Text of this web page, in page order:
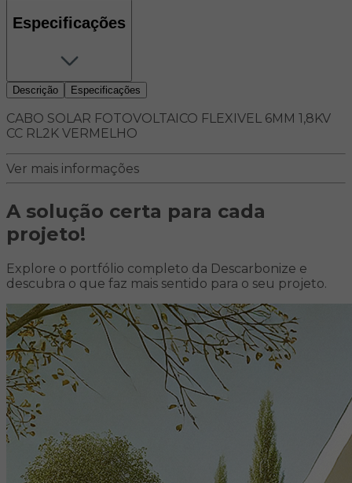
Especificações
Descrição Especificações
CABO SOLAR FOTOVOLTAICO FLEXIVEL 6MM 1,8KV
CC RL2K VERMELHO
Ver mais informações
A solução certa para cada
projeto!
Explore o portfólio completo da Descarbonize e
descubra o que faz mais sentido para o seu projeto.